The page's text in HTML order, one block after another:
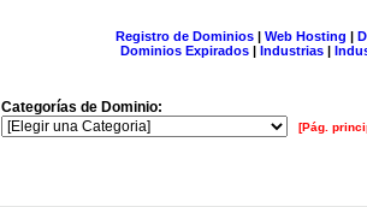
Registro de Dominios| Web Hosting |
Dominios Expirados | Industrias |
Categorías de Dominio:
[Pág.